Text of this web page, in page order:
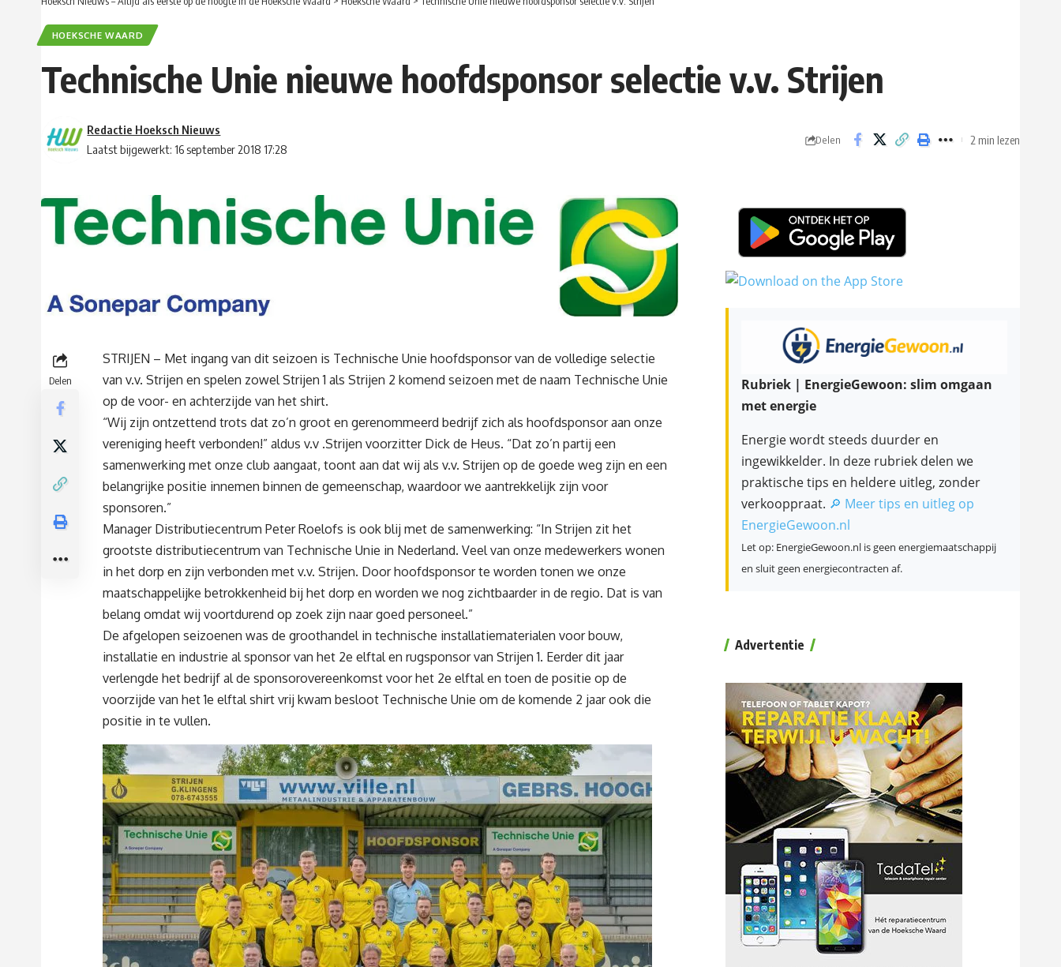
HOEKSCHE WAARD
Technische Unie nieuwe hoofdsponsor selectie v.v. Strijen
Laatst bijgewerkt: 16 september 2018 17:28
Redactie Hoeksch Nieuws
Delen 2 min lezen
Delen
STRIJEN – Met ingang van dit seizoen is Technische Unie hoofdsponsor van de volledige selectie
van v.v. Strijen en spelen zowel Strijen 1 als Strijen 2 komend seizoen met de naam Technische Unie
op de voor- en achterzijde van het shirt.
“Wij zijn ontzettend trots dat zo’n groot en gerenommeerd bedrijf zich als hoofdsponsor aan onze
vereniging heeft verbonden!” aldus v.v .Strijen voorzitter Dick de Heus. “Dat zo’n partij een
samenwerking met onze club aangaat, toont aan dat wij als v.v. Strijen op de goede weg zijn en een
belangrijke positie innemen binnen de gemeenschap, waardoor we aantrekkelijk zijn voor
sponsoren.”
Manager Distributiecentrum Peter Roelofs is ook blij met de samenwerking: “In Strijen zit het
grootste distributiecentrum van Technische Unie in Nederland. Veel van onze medewerkers wonen
in het dorp en zijn verbonden met v.v. Strijen. Door hoofdsponsor te worden tonen we onze
maatschappelijke betrokkenheid bij het dorp en worden we nog zichtbaarder in de regio. Dat is van
belang omdat wij voortdurend op zoek zijn naar goed personeel.”
De afgelopen seizoenen was de groothandel in technische installatiematerialen voor bouw,
installatie en industrie al sponsor van het 2e elftal en rugsponsor van Strijen 1. Eerder dit jaar
verlengde het bedrijf al de sponsorovereenkomst voor het 2e elftal en toen de positie op de
voorzijde van het 1e elftal shirt vrij kwam besloot Technische Unie om de komende 2 jaar ook die
positie in te vullen.
Rubriek | EnergieGewoon: slim omgaan
met energie
Energie wordt steeds duurder en
ingewikkelder. In deze rubriek delen we
praktische tips en heldere uitleg, zonder
verkooppraat. 🔎 Meer tips en uitleg op
EnergieGewoon.nl
Let op: EnergieGewoon.nl is geen energiemaatschappij
en sluit geen energiecontracten af.
Advertentie